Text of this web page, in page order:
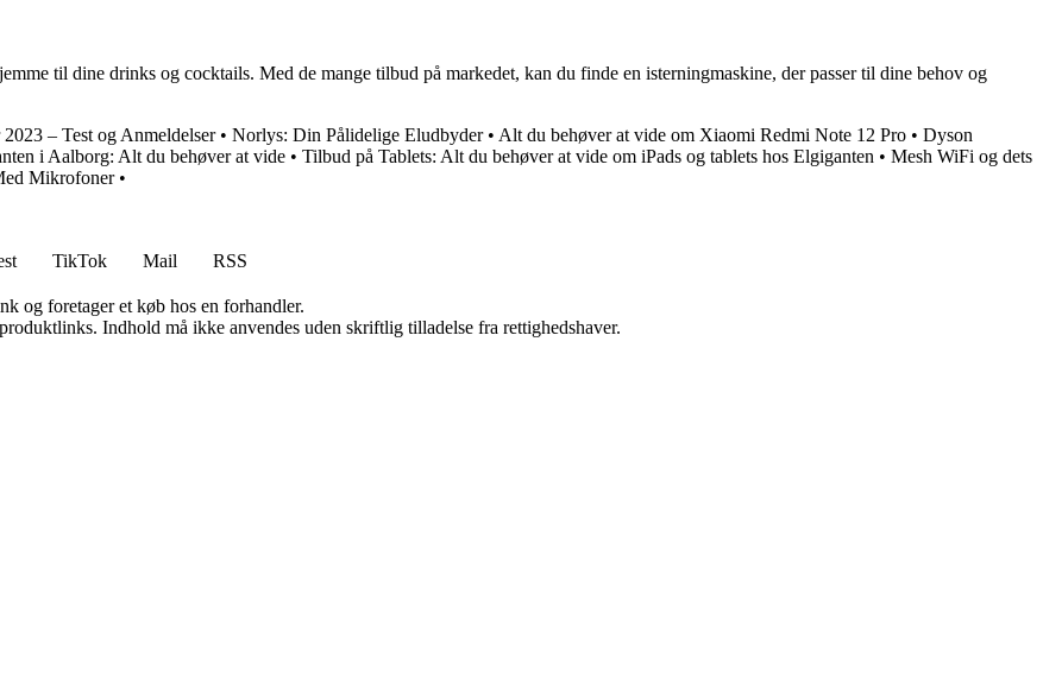
til dine drinks og cocktails. Med de mange tilbud på markedet, kan du finde en isterningmaskine, der passer til dine behov og
– Test og Anmeldelser• Norlys: Din Pålidelige Eludbyder• Alt du behøver at vide om Xiaomi Redmi Note 12 Pro • Dyson
i Aalborg: Alt du behøver at vide • Tilbud på Tablets: Alt du behøver at vide om iPads og tablets hos Elgiganten • Mesh WiFi og dets
Mikrofoner•
TikTok Mail
RSS
og foretager et køb hos en forhandler.
Indhold må ikke anvendes uden skriftlig tilladelse fra rettighedshaver.